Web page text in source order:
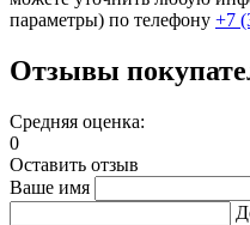
параметры) по телефону +7
Отзывы
Средняя оценка:
0
Оставить отзыв
Ваше имя